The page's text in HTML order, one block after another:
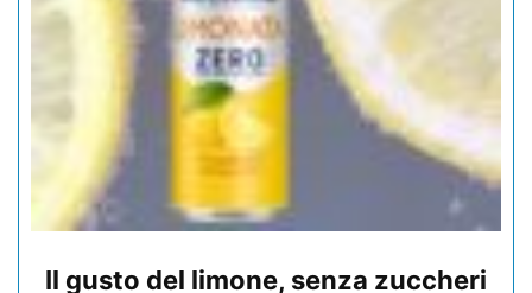
Il gusto del limone, senza zuccheri